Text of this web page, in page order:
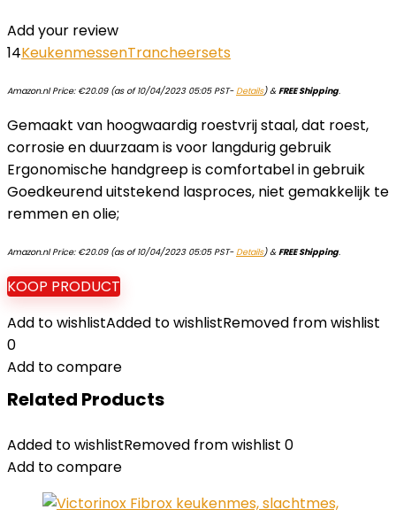
Add your review
14KeukenmessenTrancheersets
Amazon.nl Price: €20.09(as of 10/04/2023 05:05 PST-Details)&FREE Shipping.
Gemaakt van hoogwaardig roestvrij staal, dat roest,
corrosie en duurzaam is voor langdurig gebruik
Ergonomische handgreep is comfortabel in gebruik
Goedkeurend uitstekend lasproces, niet gemakkelijk te
remmen en olie;
Amazon.nl Price: €20.09(as of 10/04/2023 05:05 PST-Details)&FREE Shipping.
KOOP PRODUCT
Add to wishlistAdded to wishlistRemoved from wishlist
0
Add to compare
Related Products
Added to wishlistRemoved from wishlist 0
Add to compare